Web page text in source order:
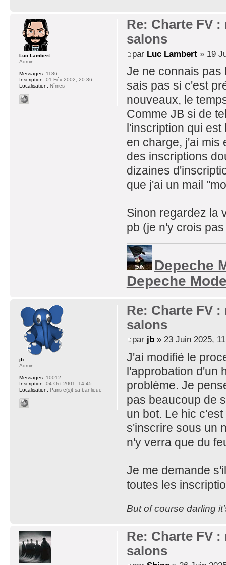
Re: Charte FV
salons
par Luc Lambert» 19
Je ne connais pas
sais pas si c'est
nouveaux, le
Comme JB si de
l'inscription qui
en charge, j'ai mis
des inscriptions
dizaines
que j'ai un mail
Sinon regardez la
pb (je n'y crois
Depeche
Depeche
Luc Lambert
Admin
Messages: 1186
Inscription: 01 Fév 2002, 20:36
Localisation: Nîmes
Re: Charte FV
salons
par jb» 23 Juin 2025,
J'ai modifié le
l'approbation d'un
problème. Je
pas beaucoup de
un bot. Le hic
s'inscrire sous un
n'y verra que du
Je me demande
toutes les
But of course darling
jb
Admin
Messages: 10012
Inscription: 04 Oct 2001, 14:45
Localisation: Paris e(s)t sa banlieue
Re: Charte FV
salons